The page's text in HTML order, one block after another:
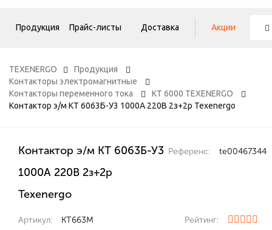
Продукция Прайс-листы Доставка Акции
TEXENERGO
Продукция
Контакторы электромагнитные
Контакторы переменного тока
КТ 6000 TEXENERGO
Контактор э/м КТ 6063Б-У3 1000А 220В 2з+2р Texenergo
Контактор э/м КТ 6063Б-У3
1000А 220В 2з+2р
Texenergo
Референс: te00467344
Артикул: KT663M Рейтинг: